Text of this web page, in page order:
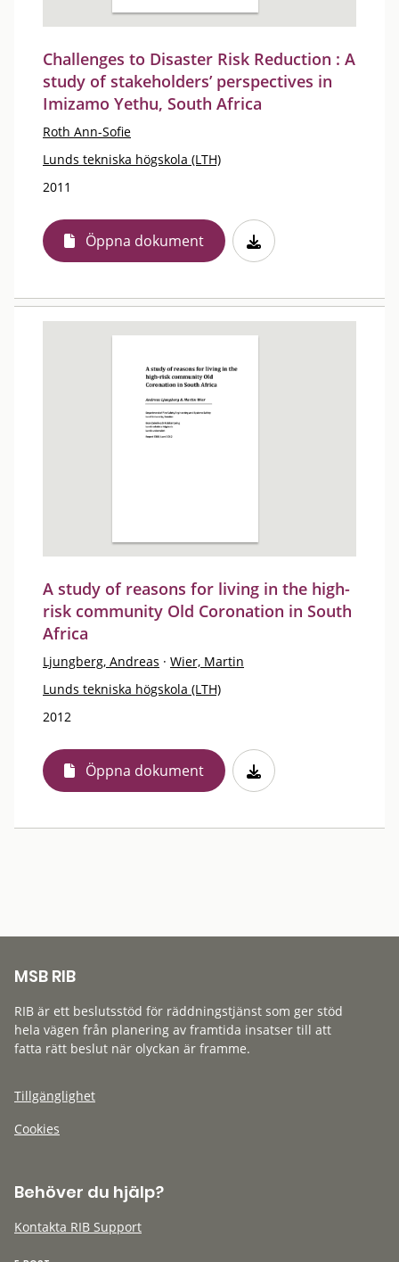
Challenges to Disaster Risk Reduction : A
study of stakeholders’ perspectives in
Imizamo Yethu, South Africa
Roth Ann-Sofie
Lunds tekniska högskola (LTH)
2011
Öppna dokument
A study of reasons for living in the high-
risk community Old Coronation in South
Africa
Ljungberg, Andreas · Wier, Martin
Lunds tekniska högskola (LTH)
2012
Öppna dokument
MSB RIB
RIB är ett beslutsstöd för räddningstjänst som ger stöd
hela vägen från planering av framtida insatser till att
fatta rätt beslut när olyckan är framme.
Tillgänglighet
Cookies
Behöver du hjälp?
Kontakta RIB Support